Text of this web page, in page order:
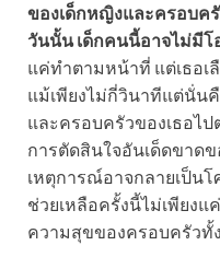
ของเด็กหญิงและครอบค
วันนั้น เด็กคนนี้อาจไม่มีโ
แค่ทำตามหน้าที่ แต่เธอเ
แม้เพียงไม่กี่วินาทีแต่นั่น
และครอบครัวของเธอไ
การตัดสินใจอันเด็ดขาด
เหตุการณ์อาจกลายเป็น
ช่วยเหลือครั้งนี้ไม่เพียง
ความสุขของครอบครัวทั้